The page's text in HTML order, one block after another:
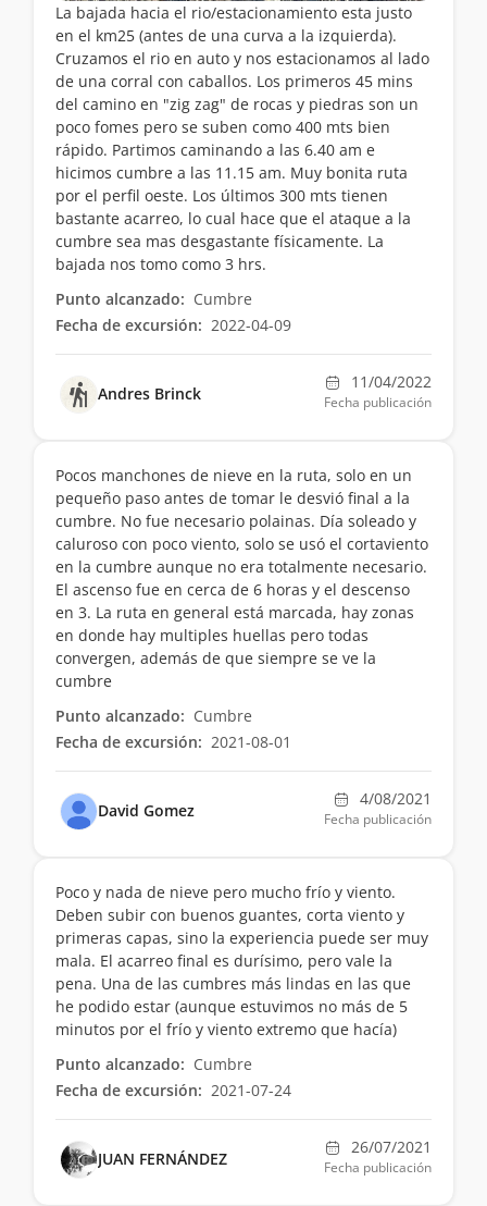
La bajada hacia el rio/estacionamiento esta justo
en el km25 (antes de una curva a la izquierda).
Cruzamos el rio en auto y nos estacionamos al lado
de una corral con caballos. Los primeros 45 mins
del camino en "zig zag" de rocas y piedras son un
poco fomes pero se suben como 400 mts bien
rápido. Partimos caminando a las 6.40 am e
hicimos cumbre a las 11.15 am. Muy bonita ruta
por el perfil oeste. Los últimos 300 mts tienen
bastante acarreo, lo cual hace que el ataque a la
cumbre sea mas desgastante físicamente. La
bajada nos tomo como 3 hrs.
Punto alcanzado: Cumbre
Fecha de excursión: 2022-04-09
Andres Brinck
11/04/2022
Fecha publicación
Pocos manchones de nieve en la ruta, solo en un
pequeño paso antes de tomar le desvió final a la
cumbre. No fue necesario polainas. Día soleado y
caluroso con poco viento, solo se usó el cortaviento
en la cumbre aunque no era totalmente necesario.
El ascenso fue en cerca de 6 horas y el descenso
en 3. La ruta en general está marcada, hay zonas
en donde hay multiples huellas pero todas
convergen, además de que siempre se ve la
cumbre
Punto alcanzado: Cumbre
Fecha de excursión: 2021-08-01
David Gomez
4/08/2021
Fecha publicación
Poco y nada de nieve pero mucho frío y viento.
Deben subir con buenos guantes, corta viento y
primeras capas, sino la experiencia puede ser muy
mala. El acarreo final es durísimo, pero vale la
pena. Una de las cumbres más lindas en las que
he podido estar (aunque estuvimos no más de 5
minutos por el frío y viento extremo que hacía)
Punto alcanzado: Cumbre
Fecha de excursión: 2021-07-24
JUAN FERNÁNDEZ
26/07/2021
Fecha publicación